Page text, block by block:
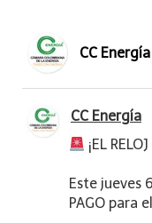
CC Energía
CC Energía
¡EL
Este jueves
PAGO para